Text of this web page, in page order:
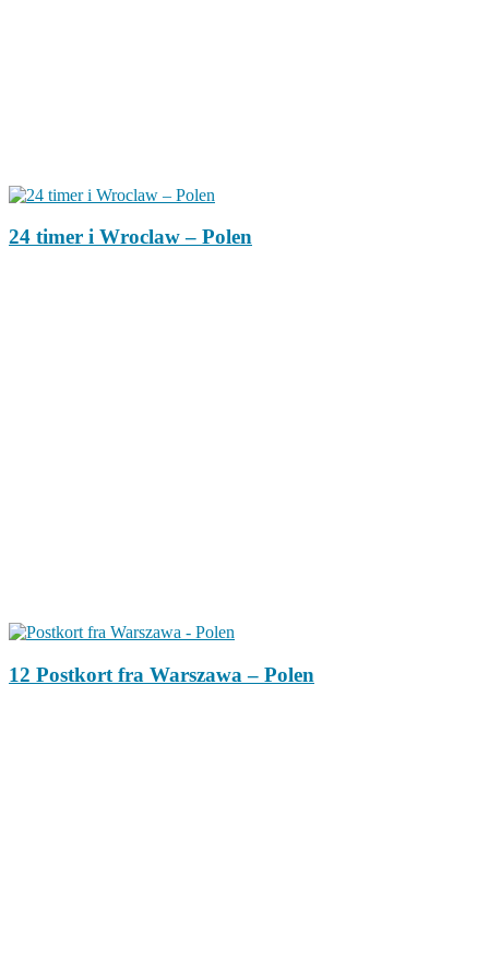
24 timer i Wroclaw – Polen
12 Postkort fra Warszawa – Polen